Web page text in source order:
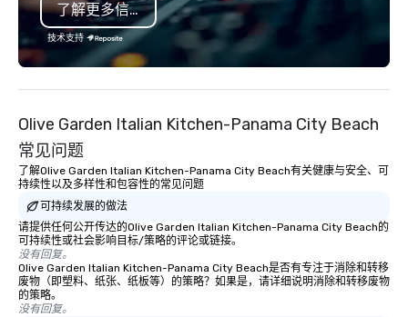
了解更多信息
技术支持
Olive Garden Italian Kitchen-Panama City Beach
常见问题
了解Olive Garden Italian Kitchen-Panama City Beach有关健康与安全、可
持续性以及多样性和包容性的常见问题
可持续发展的做法
请提供任何公开传达的Olive Garden Italian Kitchen-Panama City Beach的
可持续性或社会影响目标/策略的评论或链接。
没有回复。
Olive Garden Italian Kitchen-Panama City Beach是否有专注于消除和转移
废物（即塑料、纸张、纸板等）的策略？如果是，请详细说明消除和转移废物
的策略。
没有回复。